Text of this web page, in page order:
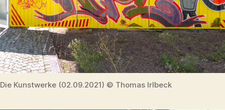
Die Kunstwerke (02.09.2021) © Thomas Irlbeck